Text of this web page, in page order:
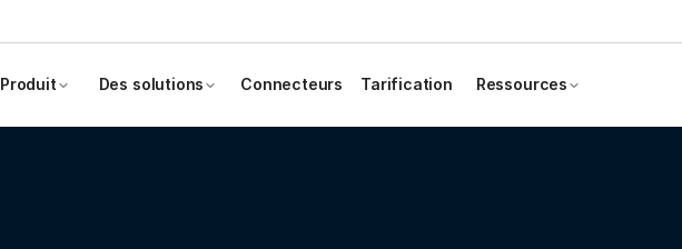
Produit Des solutions Connecteurs Tarification Ressources